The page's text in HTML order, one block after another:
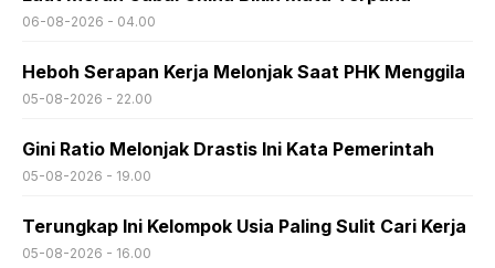
06-08-2026 - 04.00
Heboh Serapan Kerja Melonjak Saat PHK Menggila
05-08-2026 - 22.00
Gini Ratio Melonjak Drastis Ini Kata Pemerintah
05-08-2026 - 19.00
Terungkap Ini Kelompok Usia Paling Sulit Cari Kerja
05-08-2026 - 16.00